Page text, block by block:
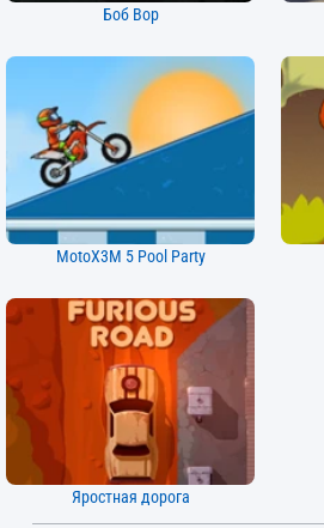
Боб Вор
MotoX3M 5 Pool Party
Яростная дорога